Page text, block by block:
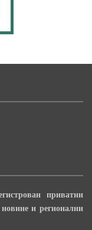
приватни
и регионални